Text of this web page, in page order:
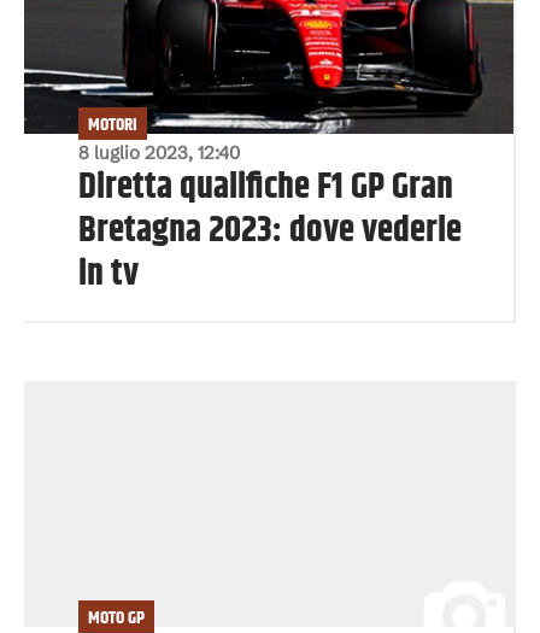
8 luglio 2023, 12:40
MOTORI
Diretta qualifiche F1 GP Gran
Bretagna 2023: dove vederle
in tv
MOTO GP